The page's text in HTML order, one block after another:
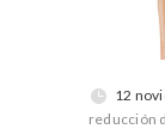
12
reducción